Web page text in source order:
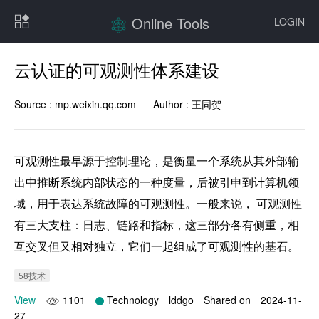
LOGIN
Online Tools
云认证的可观测性体系建设
Source : mp.weixin.qq.com Author : 王同贺
可观测性最早源于控制理论，是衡量一个系统从其外部输
出中推断系统内部状态的一种度量，后被引申到计算机领
域，用于表达系统故障的可观测性。一般来说， 可观测性
有三大支柱：日志、链路和指标，这三部分各有侧重，相
互交叉但又相对独立，它们一起组成了可观测性的基石。
58技术
View 1101 Technology lddgo Shared on
2024-11-
27